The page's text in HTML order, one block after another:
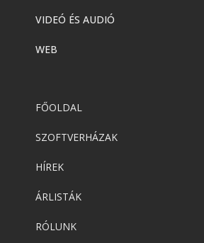
VIDEÓ ÉS AUDIÓ
WEB
FŐOLDAL
SZOFTVERHÁZAK
HÍREK
ÁRLISTÁK
RÓLUNK